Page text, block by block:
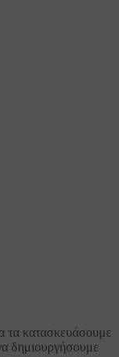
τα κατασκευάσουμε
δημιουργήσουμε